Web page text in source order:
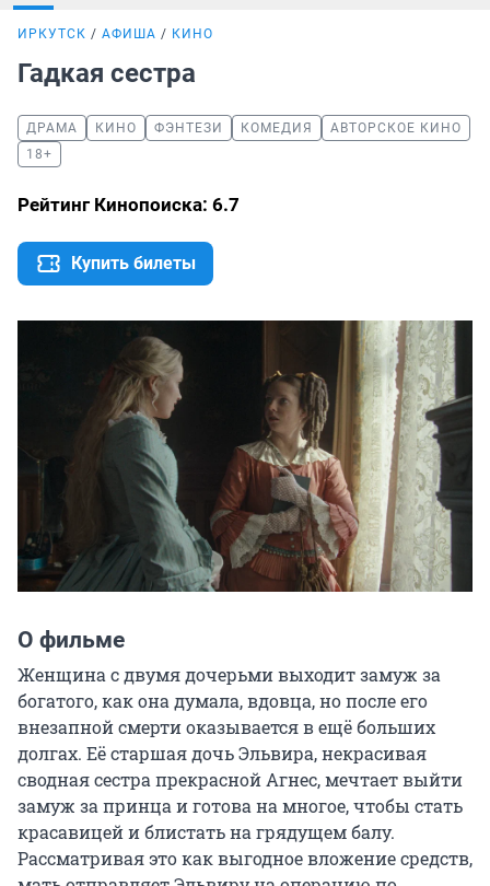
ИРКУТСК АФИША КИНО
Гадкая сестра
ДРАМА КИНО ФЭНТЕЗИ КОМЕДИЯ
АВТОРСКОЕ КИНО
18+
Рейтинг Кинопоиска: 6.7
Купить билеты
О фильме
Женщина с двумя дочерьми выходит замуж за
богатого, как она думала, вдовца, но после его
внезапной смерти оказывается в ещё больших
долгах. Её старшая дочь Эльвира, некрасивая
сводная сестра прекрасной Агнес, мечтает выйти
замуж за принца и готова на многое, чтобы стать
красавицей и блистать на грядущем балу.
Рассматривая это как выгодное вложение средств,